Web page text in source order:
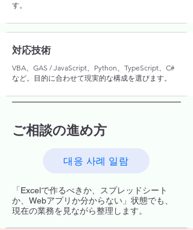
す。
対応技術
VBA、GAS / JavaScript、Python、TypeScript、C#
など。目的に合わせて現実的な構成を選びます。
ご相談の進め方
대응 사례 일람
「Excelで作るべきか、スプレッドシート
か、Webアプリか分からない」状態でも、
現在の業務を見ながら整理します。